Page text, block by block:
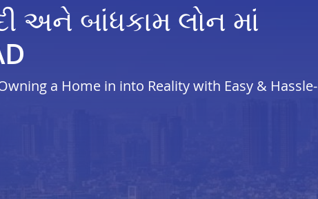
અને બાંધકામ લોન માં
a Home in into Reality with Easy & Hassle-